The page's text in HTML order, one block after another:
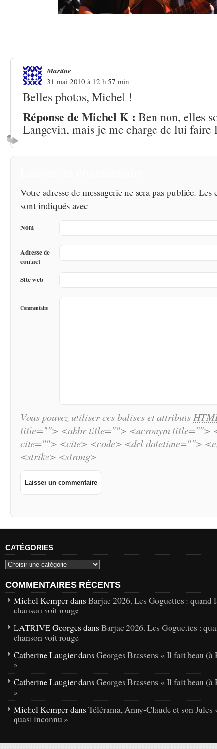
Martine
31 mai 2010 à 12 h 57 min
Belles photos, Michel !
Réponse de Michel K : Ben non, elles
Langevin, mais je me charge de lui
Votre adresse de messagerie ne sera pas publiée.
sont indiqués avec
Nom
Adresse de
contact
Site web
Commentaire
Vous pouvez utiliser ces balises et attributs
title=""> <abbr title=""> <acronym title="">
cite=""> <cite> <code> <del datetime="">
<strike> <strong>
CATÉGORIES
COMMENTAIRES RÉCENTS
Michel Kemper dans Barjac 2026. Les Goguettes : quand
chanson voit rouge
LATRIVE Georges dans Barjac 2026. Les Goguettes :
chanson voit rouge
Catherine Laugier dans Georges Brassens « Il fait beau (à
»
Catherine Laugier dans Georges Brassens « Il fait beau (à
»
Michel Kemper dans Télérama, Anny-Claude et son Jules
quasi inconnu »